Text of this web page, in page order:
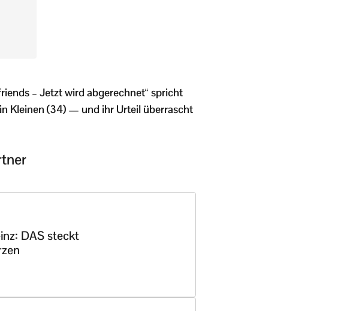
– Jetzt wird abgerechnet“ spricht
Kleinen (34) — und ihr Urteil überrascht
DAS steckt